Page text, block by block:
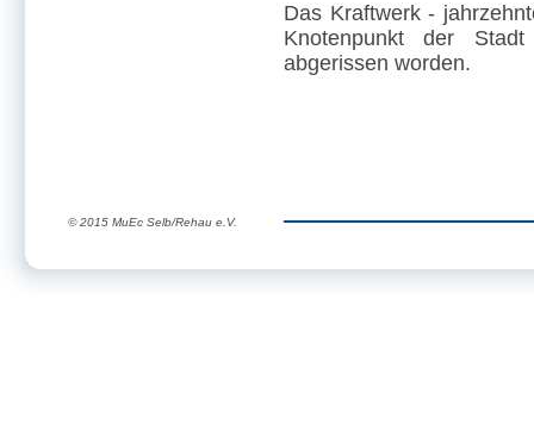
Das Kraftwerk -
Knotenpunkt der
abgerissen worden.
© 2015 MuEc Selb/Rehau e.V.